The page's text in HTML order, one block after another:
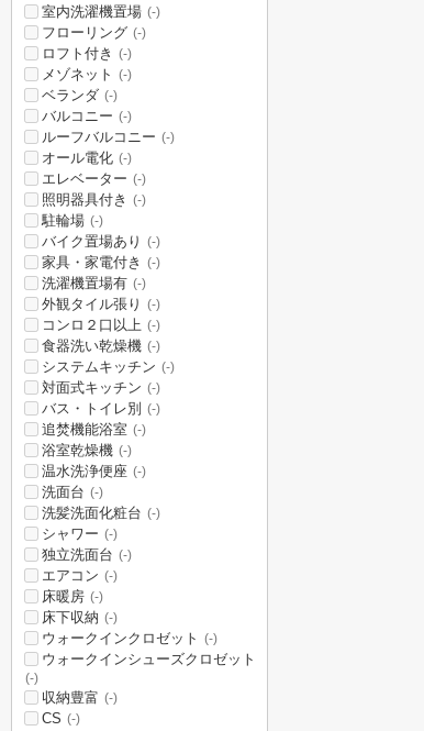
室内洗濯機置場 (-)
フローリング (-)
ロフト付き (-)
メゾネット (-)
ベランダ (-)
バルコニー (-)
ルーフバルコニー (-)
オール電化 (-)
エレベーター (-)
照明器具付き (-)
駐輪場 (-)
バイク置場あり (-)
家具・家電付き (-)
洗濯機置場有 (-)
外観タイル張り (-)
コンロ２口以上 (-)
食器洗い乾燥機 (-)
システムキッチン (-)
対面式キッチン (-)
バス・トイレ別 (-)
追焚機能浴室 (-)
浴室乾燥機 (-)
温水洗浄便座 (-)
洗面台 (-)
洗髪洗面化粧台 (-)
シャワー (-)
独立洗面台 (-)
エアコン (-)
床暖房 (-)
床下収納 (-)
ウォークインクロゼット (-)
ウォークインシューズクロゼット
(-)
収納豊富 (-)
CS (-)